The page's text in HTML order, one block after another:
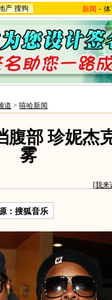
产 搜狗 新闻 -
道 > 嘻哈新闻
腹部 珍妮杰
雾
[我来
：搜狐音乐